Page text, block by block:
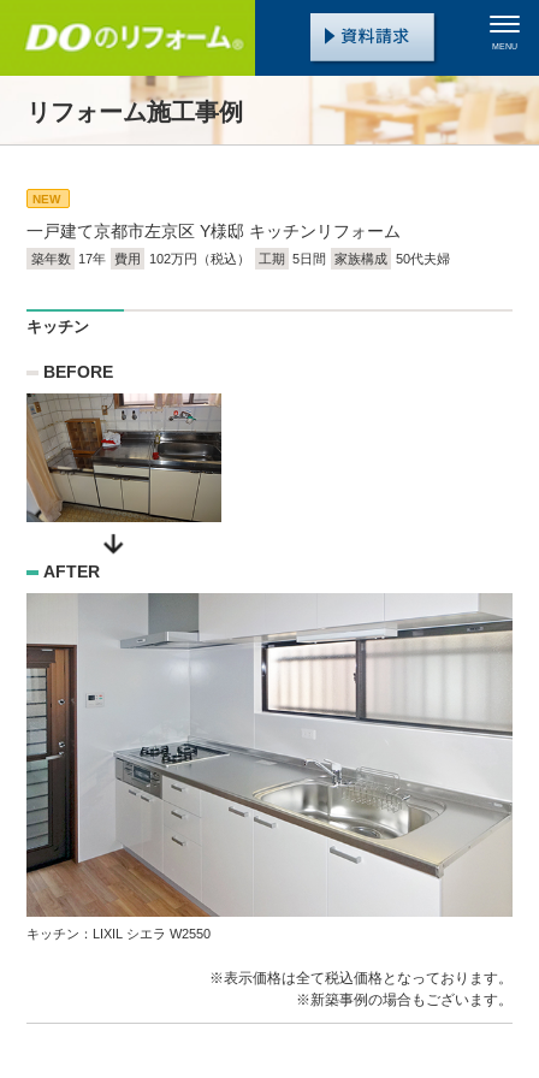
MENU
リフォーム施工事例
NEW
一戸建て京都市左京区 Y様邸 キッチンリフォーム
築年数 17年 費用 102万円（税込） 工期 5日間 家族構成 50代夫婦
キッチン
BEFORE
AFTER
キッチン：LIXIL シエラ W2550
※表示価格は全て税込価格となっております。
※新築事例の場合もございます。